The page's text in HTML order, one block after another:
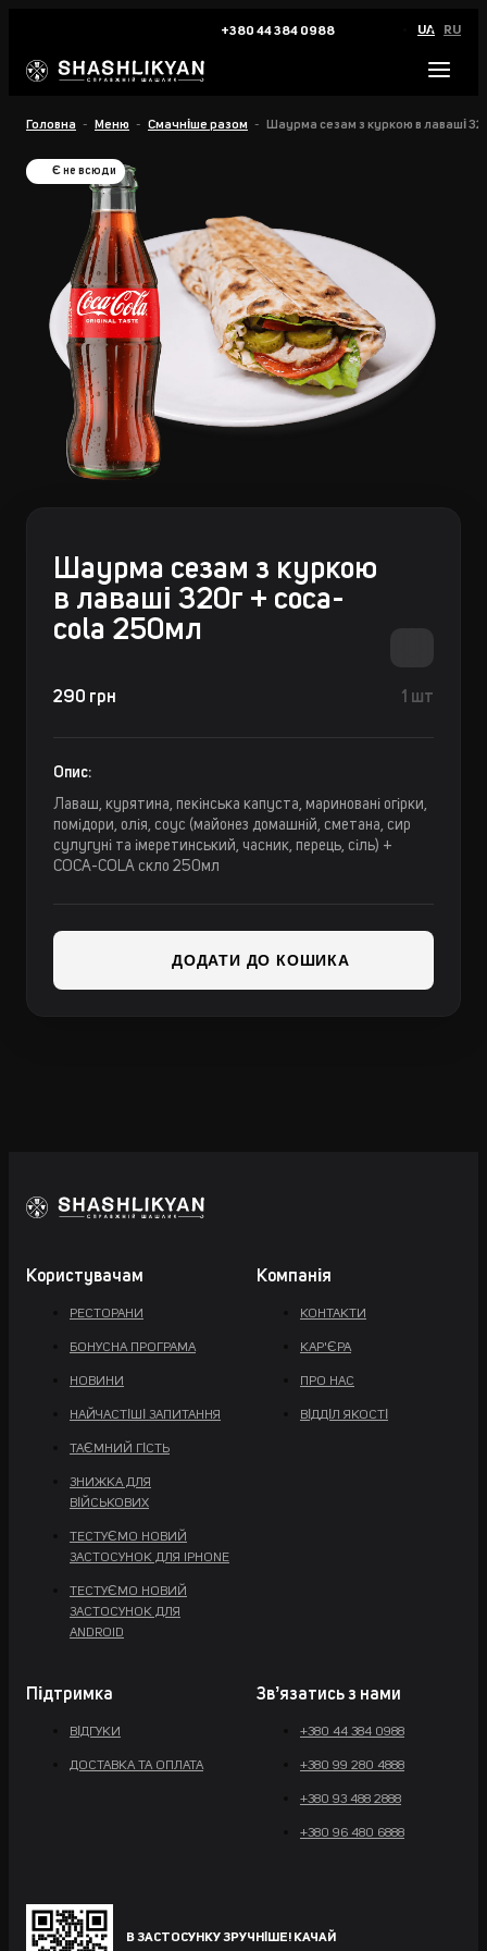
+380 44 384 0988 UA RU
Головна Меню Смачніше разом Шаурма сезам з куркою в лаваші
Шаурма сезам з куркою
в лаваші 320г + coca-
cola 250мл
290 грн 1 шт
Опис:
Лаваш, курятина, пекінська капуста, мариновані огірки,
помідори, олія, соус (майонез домашній, сметана, сир
сулугуні та імеретинський, часник, перець, сіль) +
COCA-COLA скло 250мл
ДОДАТИ ДО КОШИКА
Є не всюди
Користувачам
РЕСТОРАНИ
БОНУСНА ПРОГРАМА
НОВИНИ
НАЙЧАСТІШІ ЗАПИТАННЯ
ТАЄМНИЙ ГІСТЬ
ЗНИЖКА ДЛЯ
ВІЙСЬКОВИХ
ТЕСТУЄМО НОВИЙ
ЗАСТОСУНОК ДЛЯ IPHONE
ТЕСТУЄМО НОВИЙ
ЗАСТОСУНОК ДЛЯ
ANDROID
Компанія
КОНТАКТИ
КАР'ЄРА
ПРО НАС
ВІДДІЛ ЯКОСТІ
Підтримка
ВІДГУКИ
ДОСТАВКА ТА ОПЛАТА
Звʼязатись з нами
+380 44 384 0988
+380 99 280 4888
+380 93 488 2888
+380 96 480 6888
В ЗАСТОСУНКУ ЗРУЧНІШЕ! КАЧАЙ